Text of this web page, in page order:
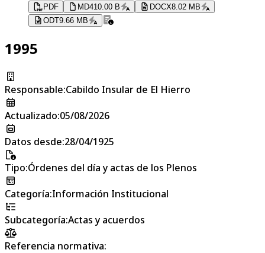
PDF MD410.00 B DOCX8.02 MB
ODT9.66 MB
1995
Responsable:Cabildo Insular de El Hierro
Actualizado:05/08/2026
Datos desde:28/04/1925
Tipo:Órdenes del día y actas de los Plenos
Categoría:Información Institucional
Subcategoría:Actas y acuerdos
Referencia normativa: